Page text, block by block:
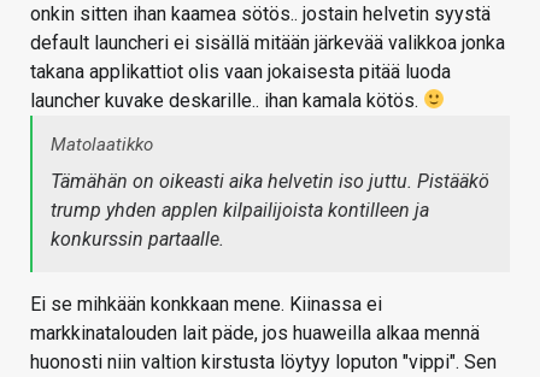
onkin sitten ihan kaamea sötös.. jostain helvetin syystä
default launcheri ei sisällä mitään järkevää valikkoa jonka
takana applikattiot olis vaan jokaisesta pitää luoda
launcher kuvake deskarille.. ihan kamala kötös.
Matolaatikko
Tämähän on oikeasti aika helvetin iso juttu. Pistääkö
trump yhden applen kilpailijoista kontilleen ja
konkurssin partaalle.
Ei se mihkään konkkaan mene. Kiinassa ei
markkinatalouden lait päde, jos huaweilla alkaa mennä
huonosti niin valtion kirstusta löytyy loputon "vippi". Sen